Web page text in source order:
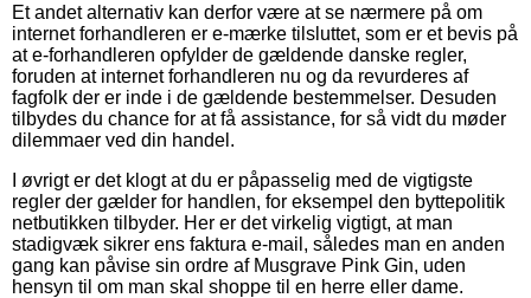
Et andet alternativ kan derfor være at se nærmere på om
internet forhandleren er e-mærke tilsluttet, som er et bevis på
at e-forhandleren opfylder de gældende danske regler,
foruden at internet forhandleren nu og da revurderes af
fagfolk der er inde i de gældende bestemmelser. Desuden
tilbydes du chance for at få assistance, for så vidt du møder
dilemmaer ved din handel.
I øvrigt er det klogt at du er påpasselig med de vigtigste
regler der gælder for handlen, for eksempel den byttepolitik
netbutikken tilbyder. Her er det virkelig vigtigt, at man
stadigvæk sikrer ens faktura e-mail, således man en anden
gang kan påvise sin ordre af Musgrave Pink Gin, uden
hensyn til om man skal shoppe til en herre eller dame.